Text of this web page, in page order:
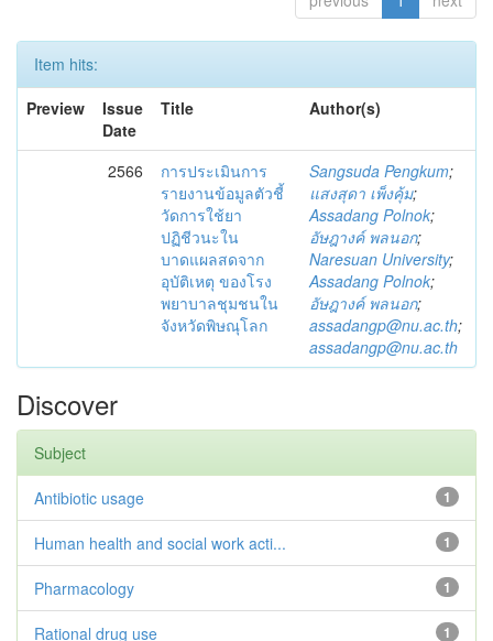
Item hits:
Preview
Issue
Date
Title Author(s)
2566
การประเมินการ
รายงานข้อมูลตัวชี้
วัดการใช้ยา
ปฏิชีวนะใน
บาดแผลสดจาก
อุบัติเหตุ ของโรง
พยาบาลชุมชนใน
จังหวัดพิษณุโลก
Sangsuda Pengkum;
แสงสุดา เพ็งคุ้ม;
Assadang Polnok;
อัษฎางค์ พลนอก;
Naresuan University;
Assadang Polnok;
อัษฎางค์ พลนอก;
assadangp@nu.ac.th;
assadangp@nu.ac.th
Discover
Subject
1
Antibiotic usage
1
Human health and social work acti...
1
Pharmacology
1
Rational drug use